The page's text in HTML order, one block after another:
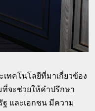
เทคโนโลยีที่มาเกี่ยวข้อง
ที่จะช่วยให้คำปรึกษา
และเอกชน มีความ